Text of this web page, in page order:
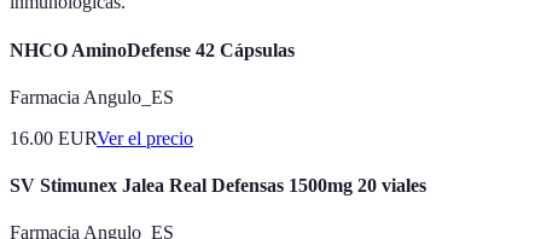
NHCO AminoDefense 42 Cápsulas
Farmacia Angulo_ES
16.00 EURVer el precio
SV Stimunex Jalea Real Defensas 1500mg 20 viales
Farmacia Angulo_ES